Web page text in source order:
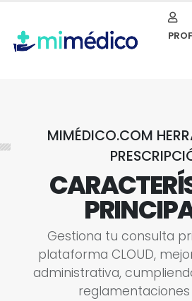
MIMÉDICO.COM
Gestiona tu consulta pri
plataforma CLOUD, mejo
administrativa, cumpliend
reglamentaciones